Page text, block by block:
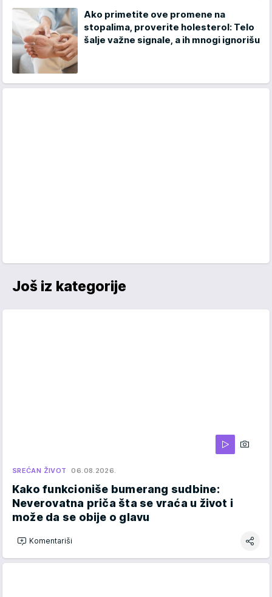
Ako primetite ove promene na
stopalima, proverite holesterol: Telo
šalje važne signale, a ih mnogi ignorišu
Još iz kategorije
SREĆAN ŽIVOT 06.08.2026.
Kako funkcioniše bumerang sudbine:
Neverovatna priča šta se vraća u život i
može da se obije o glavu
Komentariši